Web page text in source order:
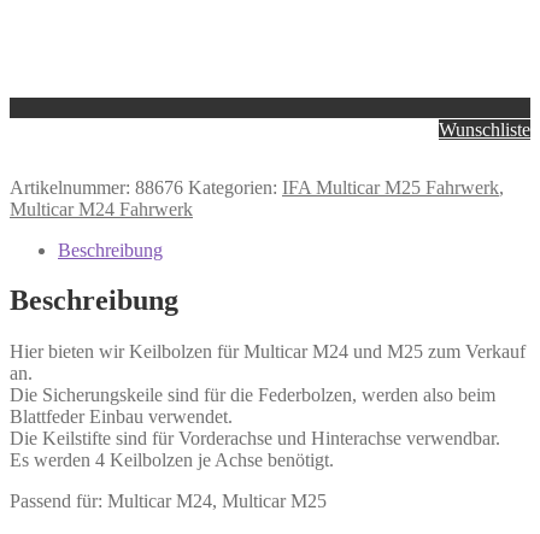
Wunschliste
Artikelnummer: 88676 Kategorien: IFA Multicar M25 Fahrwerk,
Multicar M24 Fahrwerk
Beschreibung
Beschreibung
Hier bieten wir Keilbolzen für Multicar M24 und M25 zum Verkauf
an.
Die Sicherungskeile sind für die Federbolzen, werden also beim
Blattfeder Einbau verwendet.
Die Keilstifte sind für Vorderachse und Hinterachse verwendbar.
Es werden 4 Keilbolzen je Achse benötigt.
Passend für: Multicar M24, Multicar M25